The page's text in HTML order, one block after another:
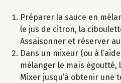
Préparer la sauce en
le jus de citron, la
Assaisonner et réserver
Dans un mixeur (ou à
mélanger le maïs
Mixer jusqu’à obtenir une